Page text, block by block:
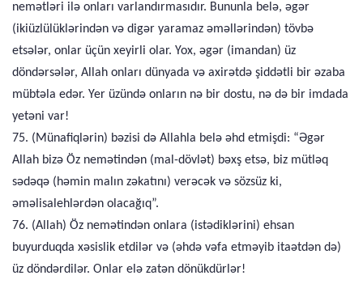
nemətləri ilə onları varlandırmasıdır. Bununla belə, əgər
(ikiüzlülüklərindən və digər yaramaz əməllərindən) tövbə
etsələr, onlar üçün xeyirli olar. Yox, əgər (imandan) üz
döndərsələr, Allah onları dünyada və axirətdə şiddətli bir əzaba
mübtəla edər. Yer üzündə onların nə bir dostu, nə də bir imdada
yetəni var!
75. (Münafiqlərin) bəzisi də Allahla belə əhd etmişdi: “Əgər
Allah bizə Öz nemətindən (mal-dövlət) bəxş etsə, biz mütləq
sədəqə (həmin malın zəkatını) verəcək və sözsüz ki,
əməlisalehlərdən olacağıq”.
76. (Allah) Öz nemətindən onlara (istədiklərini) ehsan
buyurduqda xəsislik etdilər və (əhdə vəfa etməyib itaətdən də)
üz döndərdilər. Onlar elə zatən dönükdürlər!